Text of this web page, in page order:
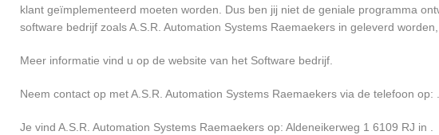
klant geïmplementeerd moeten worden. Dus ben jij niet de geniale programma
software bedrijf zoals A.S.R. Automation Systems Raemaekers in geleverd
Meer informatie vind u op de website van het Software bedrijf.
Neem contact op met A.S.R. Automation Systems Raemaekers via de telefoon op:
Je vind A.S.R. Automation Systems Raemaekers op: Aldeneikerweg 1 6109 RJ in .